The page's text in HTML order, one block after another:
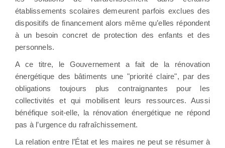
établissements scolaires demeurent parfois exclues des
dispositifs de financement alors même qu’elles répondent
à un besoin concret de protection des enfants et des
personnels.
A ce titre, le Gouvernement a fait de la rénovation
énergétique des bâtiments une "priorité claire", par des
obligations toujours plus contraignantes pour les
collectivités et qui mobilisent leurs ressources. Aussi
bénéfique soit-elle, la rénovation énergétique ne répond
pas à l’urgence du rafraîchissement.
La relation entre l’État et les maires ne peut se résumer à